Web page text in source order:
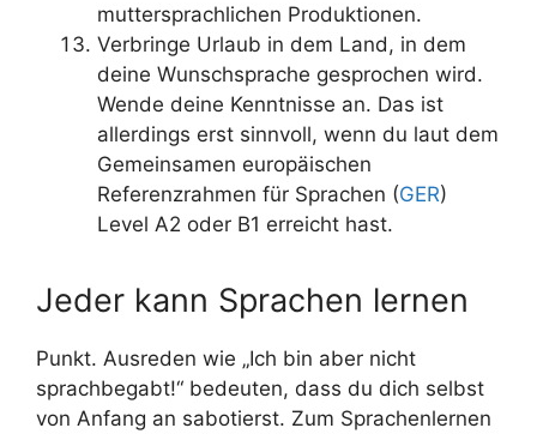
muttersprachlichen Produktionen.
Verbringe Urlaub in dem Land, in dem
deine Wunschsprache gesprochen wird.
Wende deine Kenntnisse an. Das ist
allerdings erst sinnvoll, wenn du laut dem
Gemeinsamen europäischen
Referenzrahmen für Sprachen (GER)
Level A2 oder B1 erreicht hast.
Jeder kann Sprachen lernen
Punkt. Ausreden wie „Ich bin aber nicht
sprachbegabt!“ bedeuten, dass du dich selbst
von Anfang an sabotierst. Zum Sprachenlernen